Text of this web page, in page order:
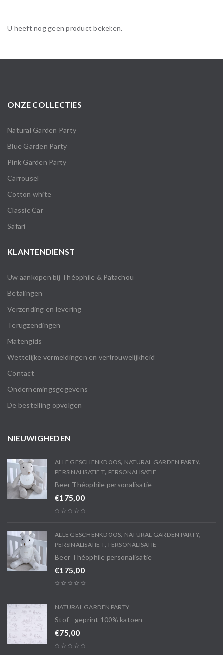
U heeft nog geen product bekeken.
ONZE COLLECTIES
Natural Garden Party
Blue Garden Party
Pink Garden Party
Carrousel
Cotton white
Classic Car
Safari
KLANTENDIENST
Uw aankopen bij Théophile & Patachou
Betalingen
Verzending en levering
Terugzendingen
Matengids
Wettelijke vermeldingen en vertrouwelijkheid
Contact
Ondernemingsgegevens
De bestelling opvolgen
NIEUWIGHEDEN
ALLE GESCHENKDOOS, NATURAL GARDEN PARTY,
PERSINALISATIE T, PERSONALISATIE
Beer Théophile personalisatie
€175,00
ALLE GESCHENKDOOS, NATURAL GARDEN PARTY,
PERSINALISATIE T, PERSONALISATIE
Beer Théophile personalisatie
€175,00
NATURAL GARDEN PARTY
Stof - geprint 100% katoen
€75,00